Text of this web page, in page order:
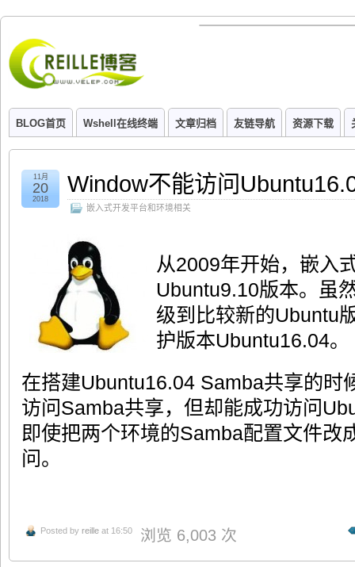
BLOG首页 Wshell在线终端 文章归档 友链导航 资源下载
Window不能访问
嵌入式开发平台和环境相关
11月
20
2018
从2009年开始，嵌入
Ubuntu9.10版本。虽
级到比较新的Ubuntu
护版本Ubuntu16.04。
在搭建Ubuntu16.04 Samba共享的时
访问Samba共享，但却能成功访问
即使把两个环境的Samba配置文件改
问。
Posted by reille at 16:50 浏览 6,003 次